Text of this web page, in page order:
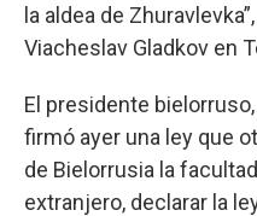
la aldea de
Viacheslav Gladkov en
El presidente
firmó ayer una ley que
de Bielorrusia la
extranjero, declarar la